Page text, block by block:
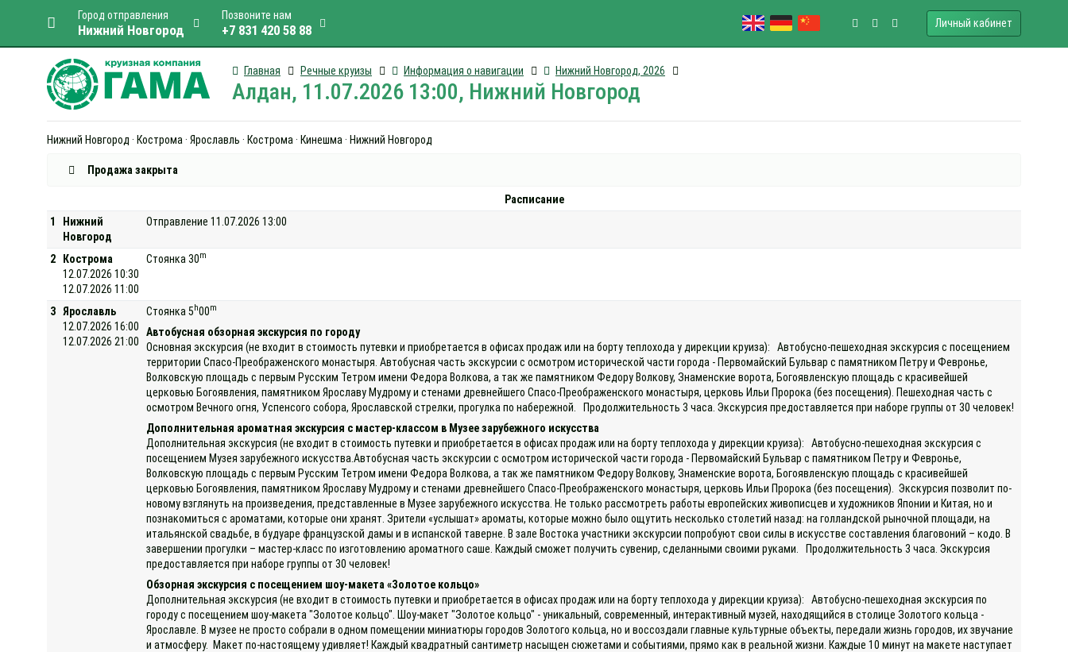
Город отправления
Нижний Новгород
Позвоните нам
+7 831 420 58 88 Личный кабинет
Главная Речные круизы Информация о навигации Нижний Новгород, 2026
Алдан, 11.07.2026 13:00, Нижний Новгород
Нижний Новгород · Кострома · Ярославль · Кострома · Кинешма · Нижний Новгород
Продажа закрыта
Расписание
1
Нижний
Новгород
Отправление 11.07.2026 13:00
2
Кострома
12.07.2026 10:30
12.07.2026 11:00
Стоянка 30m
3
Ярославль
12.07.2026 16:00
12.07.2026 21:00
Стоянка 5 h00m
Автобусная обзорная экскурсия по городу
Основная экскурсия (не входит в стоимость путевки и приобретается в офисах продаж или на борту теплохода у дирекции круиза): Автобусно-пешеходная экскурсия с посещением
территории Спасо-Преображенского монастыря. Автобусная часть экскурсии с осмотром исторической части города - Первомайский Бульвар с памятником Петру и Февронье,
Волковскую площадь с первым Русским Тетром имени Федора Волкова, а так же памятником Федору Волкову, Знаменские ворота, Богоявленскую площадь с красивейшей
церковью Богоявления, памятником Ярославу Мудрому и стенами древнейшего Спасо-Преображенского монастыря, церковь Ильи Пророка (без посещения). Пешеходная часть с
осмотром Вечного огня, Успенсого собора, Ярославской стрелки, прогулка по набережной. Продолжительность 3 часа. Экскурсия предоставляется при наборе группы от 30 человек!
Дополнительная ароматная экскурсия с мастер-классом в Музее зарубежного искусства
Дополнительная экскурсия (не входит в стоимость путевки и приобретается в офисах продаж или на борту теплохода у дирекции круиза): Автобусно-пешеходная экскурсия с
посещением Музея зарубежного искусства.Автобусная часть экскурсии с осмотром исторической части города - Первомайский Бульвар с памятником Петру и Февронье,
Волковскую площадь с первым Русским Тетром имени Федора Волкова, а так же памятником Федору Волкову, Знаменские ворота, Богоявленскую площадь с красивейшей
церковью Богоявления, памятником Ярославу Мудрому и стенами древнейшего Спасо-Преображенского монастыря, церковь Ильи Пророка (без посещения). Экскурсия позволит по-
новому взглянуть на произведения, представленные в Музее зарубежного искусства. Не только рассмотреть работы европейских живописцев и художников Японии и Китая, но и
познакомиться с ароматами, которые они хранят. Зрители «услышат» ароматы, которые можно было ощутить несколько столетий назад: на голландской рыночной площади, на
итальянской свадьбе, в будуаре французской дамы и в испанской таверне. В зале Востока участники экскурсии попробуют свои силы в искусстве составления благовоний – кодо. В
завершении прогулки – мастер-класс по изготовлению ароматного саше. Каждый сможет получить сувенир, сделанными своими руками. Продолжительность 3 часа. Экскурсия
предоставляется при наборе группы от 30 человек!
Обзорная экскурсия с посещением шоу-макета «Золотое кольцо»
Дополнительная экскурсия (не входит в стоимость путевки и приобретается в офисах продаж или на борту теплохода у дирекции круиза): Автобусно-пешеходная экскурсия по
городу с посещением шоу-макета "Золотое кольцо". Шоу-макет "Золотое кольцо" - уникальный, современный, интерактивный музей, находящийся в столице Золотого кольца -
Ярославле. В музее не просто собрали в одном помещении миниатюры городов Золотого кольца, но и воссоздали главные культурные объекты, передали жизнь городов, их звучание
и атмосферу. Макет по-настоящему удивляет! Каждый квадратный сантиметр насыщен сюжетами и событиями, прямо как в реальной жизни. Каждые 10 минут на макете наступает